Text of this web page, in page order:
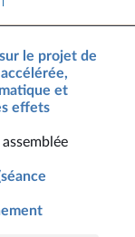
le projet de
et
effets